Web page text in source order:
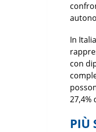
In
con
27,4%
PIÙ